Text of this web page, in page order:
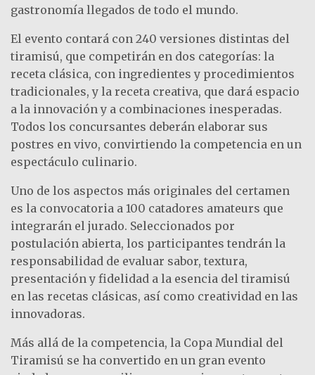
gastronomía llegados de todo el mundo.
El evento contará con 240 versiones distintas del
tiramisú, que competirán en dos categorías: la
receta clásica, con ingredientes y procedimientos
tradicionales, y la receta creativa, que dará espacio
a la innovación y a combinaciones inesperadas.
Todos los concursantes deberán elaborar sus
postres en vivo, convirtiendo la competencia en un
espectáculo culinario.
Uno de los aspectos más originales del certamen
es la convocatoria a 100 catadores amateurs que
integrarán el jurado. Seleccionados por
postulación abierta, los participantes tendrán la
responsabilidad de evaluar sabor, textura,
presentación y fidelidad a la esencia del tiramisú
en las recetas clásicas, así como creatividad en las
innovadoras.
Más allá de la competencia, la Copa Mundial del
Tiramisú se ha convertido en un gran evento